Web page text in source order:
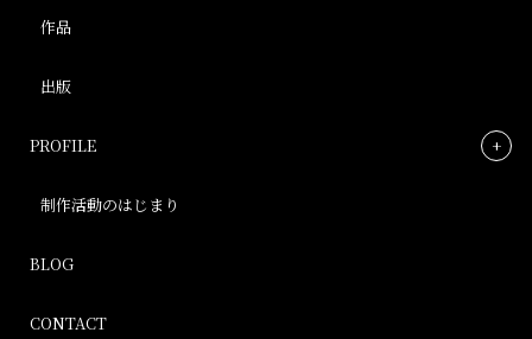
作品
出版
PROFILE
制作活動のはじまり
BLOG
CONTACT
Post